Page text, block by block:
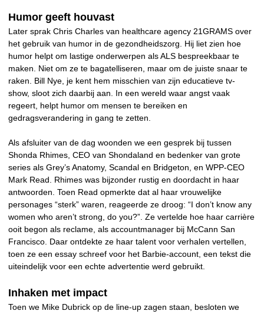
Humor geeft houvast
Later sprak Chris Charles van healthcare agency 21GRAMS over
het gebruik van humor in de gezondheidszorg. Hij liet zien hoe
humor helpt om lastige onderwerpen als ALS bespreekbaar te
maken. Niet om ze te bagatelliseren, maar om de juiste snaar te
raken. Bill Nye, je kent hem misschien van zijn educatieve tv-
show, sloot zich daarbij aan. In een wereld waar angst vaak
regeert, helpt humor om mensen te bereiken en
gedragsverandering in gang te zetten.
Als afsluiter van de dag woonden we een gesprek bij tussen
Shonda Rhimes, CEO van Shondaland en bedenker van grote
series als Grey’s Anatomy, Scandal en Bridgeton, en WPP-CEO
Mark Read. Rhimes was bijzonder rustig en doordacht in haar
antwoorden. Toen Read opmerkte dat al haar vrouwelijke
personages “sterk” waren, reageerde ze droog: “I don’t know any
women who aren’t strong, do you?”. Ze vertelde hoe haar carrière
ooit begon als reclame, als accountmanager bij McCann San
Francisco. Daar ontdekte ze haar talent voor verhalen vertellen,
toen ze een essay schreef voor het Barbie-account, een tekst die
uiteindelijk voor een echte advertentie werd gebruikt.
Inhaken met impact
Toen we Mike Dubrick op de line-up zagen staan, besloten we